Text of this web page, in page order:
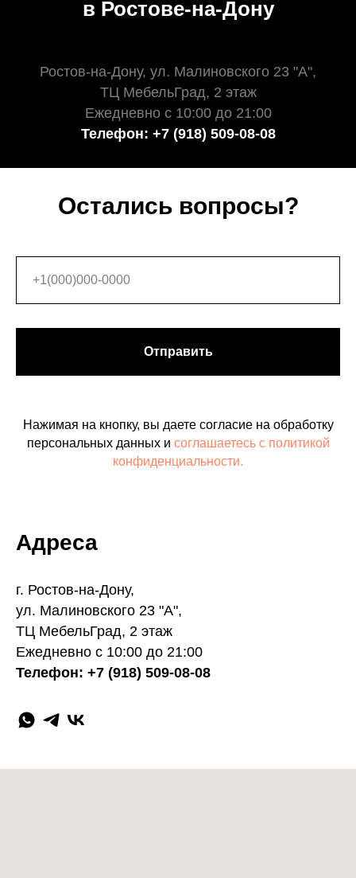
в Ростове-на-Дону
Ростов-на-Дону, ул. Малиновского 23 "А",
ТЦ МебельГрад, 2 этаж
Ежедневно с 10:00 до 21:00
Телефон: +7 (918) 509-08-08
Остались вопросы?
Отправить
Нажимая на кнопку, вы даете согласие на обработку
персональных данных и соглашаетесь c политикой
конфиденциальности.
Адреса
г. Ростов-на-Дону,
ул. Малиновского 23 "А",
ТЦ МебельГрад, 2 этаж
Ежедневно с 10:00 до 21:00
Телефон: +7 (918) 509-08-08